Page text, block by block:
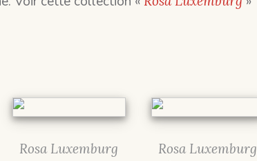
Rosa Luxemburg Rosa Luxemburg